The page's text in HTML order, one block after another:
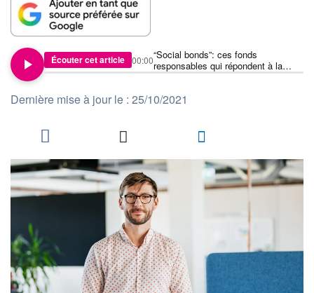
Écouter cet article
“Social bonds”: ces fonds
responsables qui répondent à la
crise
00:00
Dernière mise à jour le : 25/10/2021